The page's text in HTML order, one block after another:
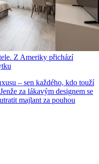
Z Ameriky přichází
– sen každého, kdo touží
za lákavým designem se
majlant za pouhou